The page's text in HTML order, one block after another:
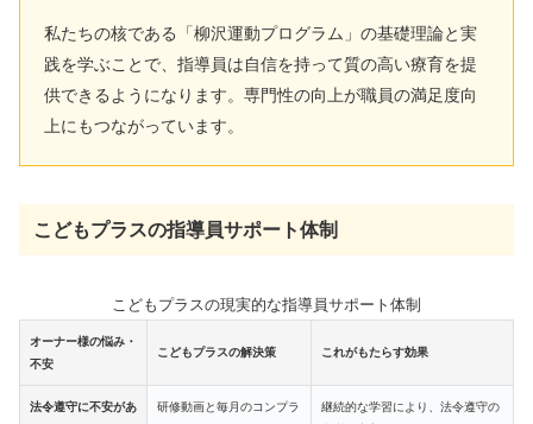
私たちの核である「柳沢運動プログラム」の基礎理論と実
践を学ぶことで、指導員は自信を持って質の高い療育を提
供できるようになります。専門性の向上が職員の満足度向
上にもつながっています。
こどもプラスの指導員サポート体制
こどもプラスの現実的な指導員サポート体制
オーナー様の悩み・
不安
こどもプラスの解決策 これがもたらす効果
法令遵守に不安があ
研修動画と毎月のコンプラ
継続的な学習により、法令遵守の